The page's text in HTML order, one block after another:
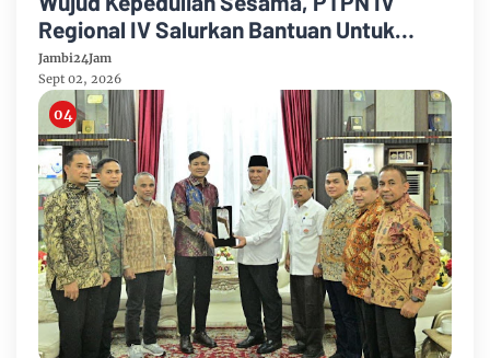
Regional IV Salurkan Bantuan Untuk
Pengobatan Putri Karyawan Pemanen
Jambi24Jam
Sept 02, 2026